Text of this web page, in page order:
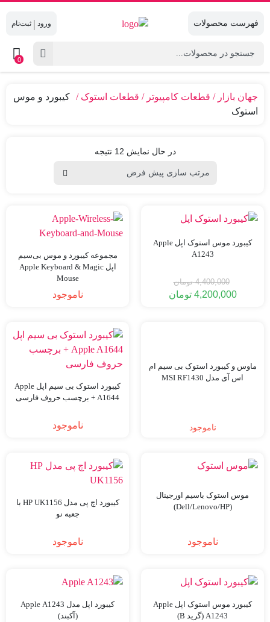
|
0
جهان بازار قطعات کامپیوتر قطعات استوک
کیبورد و موس
استوک
در حال نمایش 12 نتیجه
کیبورد موس استوک اپل Apple
A1243
4,400,000 تومان
4,200,000 تومان
مجموعه کیبورد و موس بی‌سیم
اپل Apple Keyboard & Magic
Mouse
ناموجود
ماوس و کیبورد استوک بی سیم ام
اس آی مدل MSI RF1430
ناموجود
کیبورد استوک بی سیم اپل Apple
A1644 + برچسب حروف فارسی
ناموجود
موس استوک باسیم اورجینال
(Dell/Lenovo/HP)
ناموجود
کیبورد اچ پی مدل HP UK1156 با
جعبه نو
ناموجود
کیبورد موس استوک اپل Apple
A1243 (گرید B)
کیبورد اپل مدل Apple A1243
(آکبند)